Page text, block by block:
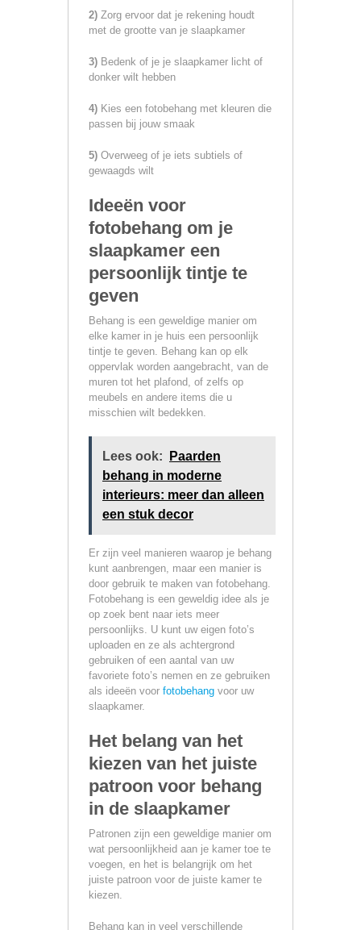
2) Zorg ervoor dat je rekening houdt
met de grootte van je slaapkamer
3) Bedenk of je je slaapkamer licht of
donker wilt hebben
4) Kies een fotobehang met kleuren die
passen bij jouw smaak
5) Overweeg of je iets subtiels of
gewaagds wilt
Ideeën voor
fotobehang om je
slaapkamer een
persoonlijk tintje te
geven
Behang is een geweldige manier om
elke kamer in je huis een persoonlijk
tintje te geven. Behang kan op elk
oppervlak worden aangebracht, van de
muren tot het plafond, of zelfs op
meubels en andere items die u
misschien wilt bedekken.
Lees ook:
Paarden
behang in moderne
interieurs: meer dan alleen
een stuk decor
Er zijn veel manieren waarop je behang
kunt aanbrengen, maar een manier is
door gebruik te maken van fotobehang.
Fotobehang is een geweldig idee als je
op zoek bent naar iets meer
persoonlijks. U kunt uw eigen foto’s
uploaden en ze als achtergrond
gebruiken of een aantal van uw
favoriete foto’s nemen en ze gebruiken
als ideeën voor fotobehang voor uw
slaapkamer.
Het belang van het
kiezen van het juiste
patroon voor behang
in de slaapkamer
Patronen zijn een geweldige manier om
wat persoonlijkheid aan je kamer toe te
voegen, en het is belangrijk om het
juiste patroon voor de juiste kamer te
kiezen.
Behang kan in veel verschillende